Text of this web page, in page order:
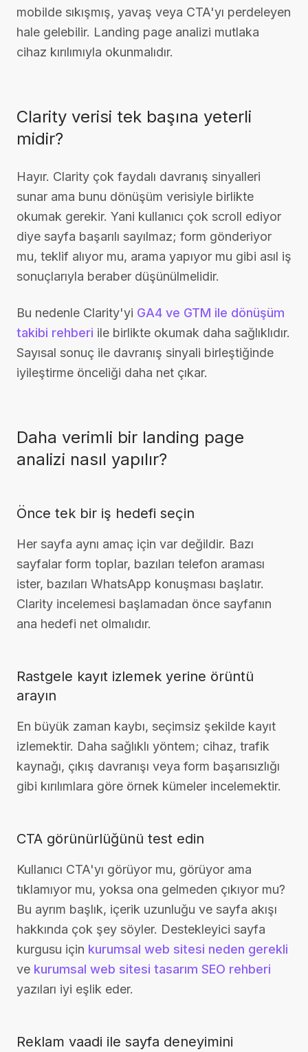
mobilde sıkışmış, yavaş veya CTA'yı perdeleyen
hale gelebilir. Landing page analizi mutlaka
cihaz kırılımıyla okunmalıdır.
Clarity verisi tek başına yeterli
midir?
Hayır. Clarity çok faydalı davranış sinyalleri
sunar ama bunu dönüşüm verisiyle birlikte
okumak gerekir. Yani kullanıcı çok scroll ediyor
diye sayfa başarılı sayılmaz; form gönderiyor
mu, teklif alıyor mu, arama yapıyor mu gibi asıl iş
sonuçlarıyla beraber düşünülmelidir.
Bu nedenle Clarity'yi GA4 ve GTM ile dönüşüm
takibi rehberi ile birlikte okumak daha sağlıklıdır.
Sayısal sonuç ile davranış sinyali birleştiğinde
iyileştirme önceliği daha net çıkar.
Daha verimli bir landing page
analizi nasıl yapılır?
Önce tek bir iş hedefi seçin
Her sayfa aynı amaç için var değildir. Bazı
sayfalar form toplar, bazıları telefon araması
ister, bazıları WhatsApp konuşması başlatır.
Clarity incelemesi başlamadan önce sayfanın
ana hedefi net olmalıdır.
Rastgele kayıt izlemek yerine örüntü
arayın
En büyük zaman kaybı, seçimsiz şekilde kayıt
izlemektir. Daha sağlıklı yöntem; cihaz, trafik
kaynağı, çıkış davranışı veya form başarısızlığı
gibi kırılımlara göre örnek kümeler incelemektir.
CTA görünürlüğünü test edin
Kullanıcı CTA'yı görüyor mu, görüyor ama
tıklamıyor mu, yoksa ona gelmeden çıkıyor mu?
Bu ayrım başlık, içerik uzunluğu ve sayfa akışı
hakkında çok şey söyler. Destekleyici sayfa
kurgusu için kurumsal web sitesi neden gerekli
ve kurumsal web sitesi tasarım SEO rehberi
yazıları iyi eşlik eder.
Reklam vaadi ile sayfa deneyimini